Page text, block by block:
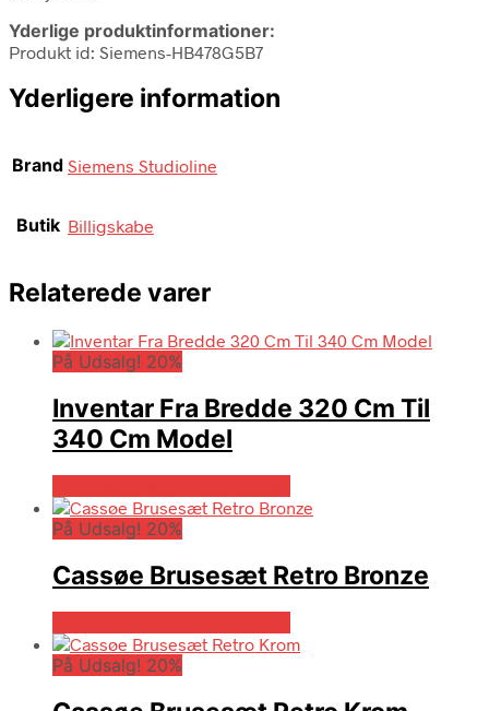
Yderlige produktinformationer:
Produkt id: Siemens-HB478G5B7
Yderligere information
Brand Siemens Studioline
Butik Billigskabe
Relaterede varer
På Udsalg! 20%
Inventar Fra Bredde 320 Cm Til
340 Cm Model
På Udsalg! 20%
Cassøe Brusesæt Retro Bronze
På Udsalg! 20%